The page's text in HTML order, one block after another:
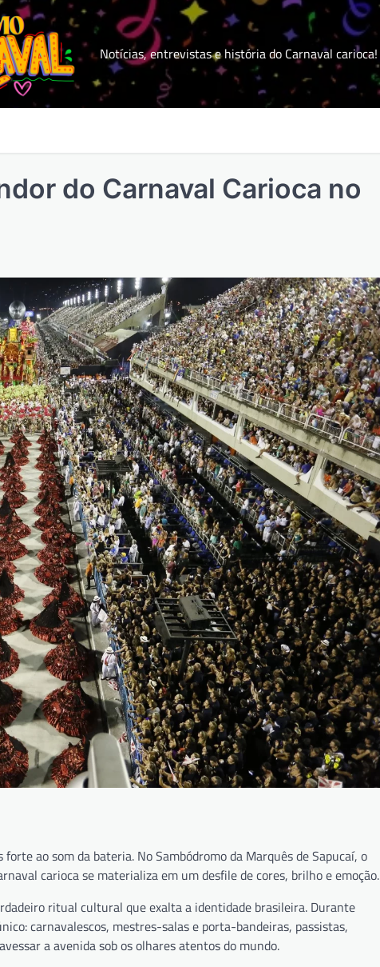
Notícias, entrevistas e história do Carnaval carioca!
do Carnaval Carioca no
ao som da bateria. No Sambódromo da Marquês de Sapucaí, o
carioca se materializa em um desfile de cores, brilho e emoção.
ritual cultural que exalta a identidade brasileira. Durante
carnavalescos, mestres-salas e porta-bandeiras, passistas,
a avenida sob os olhares atentos do mundo.